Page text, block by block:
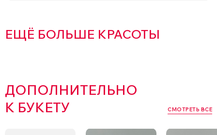
ЕЩЁ БОЛЬШЕ КРАСОТЫ
ДОПОЛНИТЕЛЬНО
К БУКЕТУ
СМОТРЕТЬ ВСЕ